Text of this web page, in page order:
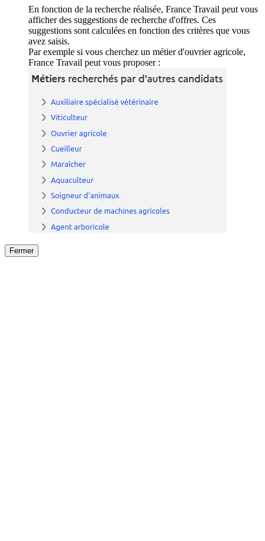
En fonction de la recherche réalisée, France Travail peut vous
afficher des suggestions de recherche d'offres. Ces
suggestions sont calculées en fonction des critères que vous
avez saisis.
Par exemple si vous cherchez un métier d'ouvrier agricole,
France Travail peut vous proposer :
Fermer